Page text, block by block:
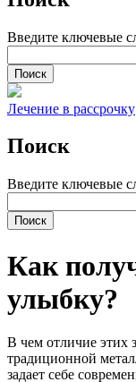
Введите ключевые
Лечение в рассрочку
Поиск
Введите ключевые
Как
улыбку?
В чем отличие этих
традиционной
задает себе